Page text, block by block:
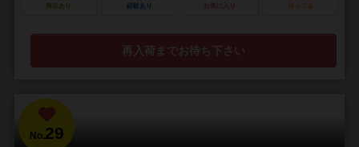
興味あり 経験あり お気に入り 持ってる
再入荷までお待ち下さい
No.29